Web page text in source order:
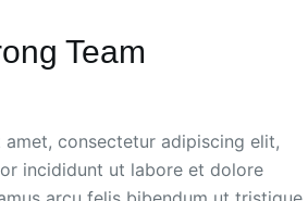
Team
consectetur adipiscing elit,
incididunt ut labore et dolore